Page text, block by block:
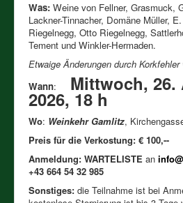
Was: Weine von Fellner, Grasmuck,
Lackner-Tinnacher, Domäne Müller,
Riegelnegg, Otto Riegelnegg,
Tement und Winkler-Hermaden.
Etwaige Änderungen durch
Wann: Mittwoch, 26.
2026, 18 h
Wo: Weinkehr Gamlitz,
Preis für die Verkostung: € 100,--
Anmeldung: WARTELISTE an
+43 664 54 32 985
Sonstiges: die Teilnahme ist bei